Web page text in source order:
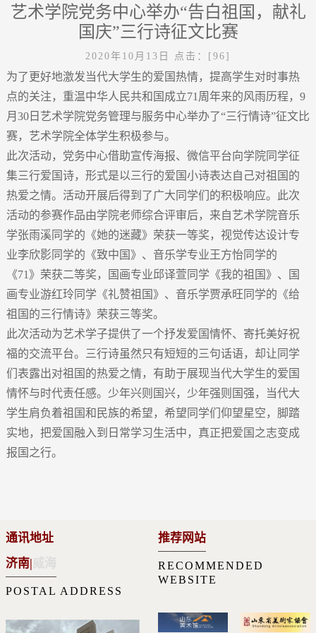
艺术学院党务中心举办“告白祖国，献礼
国庆”三行诗征文比赛
2020年10月13日 点击：[ 96]
为了更好地激发当代大学生的爱国热情，提高学生对时事热
点的关注，重温中华人民共和国成立71周年来的风雨历程，9
月30日艺术学院党务管理与服务中心举办了“三行情诗”征文比
赛，艺术学院全体学生积极参与。
此次活动，党务中心借助宣传海报、微信平台向学院同学征
集三行爱国诗，形式是以三行的爱国小诗表达自己对祖国的
热爱之情。活动开展后得到了广大同学们的积极响应。此次
活动的参赛作品由学院老师综合评审后，来自艺术学院音乐
学张雨溪同学的《她的迷藏》荣获一等奖，视觉传达设计专
业李欣影同学的《致中国》、音乐学专业王方怡同学的
《71》荣获二等奖，国画专业邱译萱同学《我的祖国》、国
画专业游红玲同学《礼赞祖国》、音乐学贾承旺同学的《给
祖国的三行情诗》荣获三等奖。
此次活动为艺术学子提供了一个抒发爱国情怀、寄托美好祝
福的交流平台。三行诗虽然只有短短的三句话语，却让同学
们表露出对祖国的热爱之情，有助于展现当代大学生的爱国
情怀与时代责任感。少年兴则国兴，少年强则国强，当代大
学生肩负着祖国和民族的希望，希望同学们仰望星空，脚踏
实地，把爱国融入到日常学习生活中，真正把爱国之志变成
报国之行。
通讯地址
济南|
POSTAL ADDRESS
推荐网站
RECOMMENDED
WEBSITE